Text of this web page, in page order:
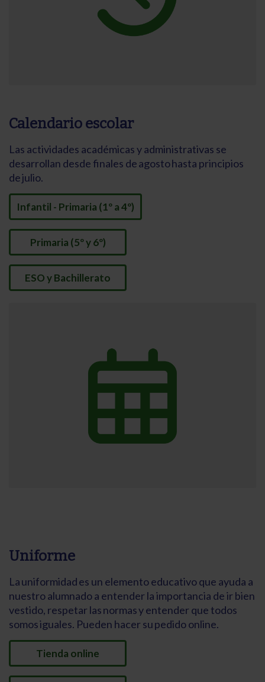
Calendario escolar
Las actividades académicas y administrativas se
desarrollan desde finales de agosto hasta principios
de julio.
Infantil - Primaria (1º a 4º)
Primaria (5º y 6º)
ESO y Bachillerato
Uniforme
La uniformidad es un elemento educativo que ayuda a
nuestro alumnado a entender la importancia de ir bien
vestido, respetar las normas y entender que todos
somos iguales. Pueden hacer su pedido online.
Tienda online